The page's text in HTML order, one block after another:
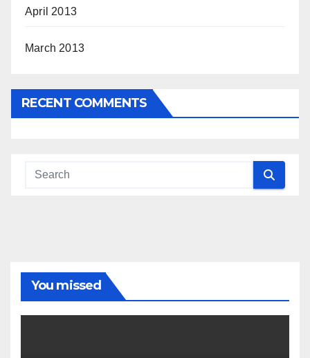
April 2013
March 2013
RECENT COMMENTS
You missed